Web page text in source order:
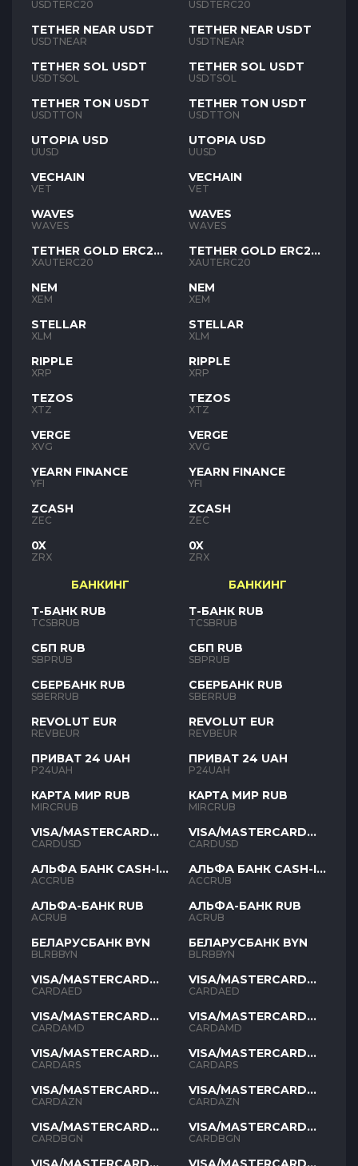
USDTERC20
TETHER NEAR USDT
USDTNEAR
TETHER SOL USDT
USDTSOL
TETHER TON USDT
USDTTON
UTOPIA USD
UUSD
VECHAIN
VET
WAVES
WAVES
TETHER GOLD ERC20
XAUT
XAUTERC20
NEM
XEM
STELLAR
XLM
RIPPLE
XRP
TEZOS
XTZ
VERGE
XVG
YEARN FINANCE
YFI
ZCASH
ZEC
0X
ZRX
БАНКИНГ
Т-БАНК RUB
TCSBRUB
СБП RUB
SBPRUB
СБЕРБАНК RUB
SBERRUB
REVOLUT EUR
REVBEUR
ПРИВАТ 24 UAH
P24UAH
КАРТА МИР RUB
MIRCRUB
VISA/MASTERCARD
USD
CARDUSD
АЛЬФА БАНК CASH-IN
RUB
ACCRUB
АЛЬФА-БАНК RUB
ACRUB
БЕЛАРУСБАНК BYN
BLRBBYN
VISA/MASTERCARD
AED
CARDAED
VISA/MASTERCARD
AMD
CARDAMD
VISA/MASTERCARD
ARS
CARDARS
VISA/MASTERCARD
AZN
CARDAZN
VISA/MASTERCARD
BGN
CARDBGN
USDTERC20
TETHER NEAR USDT
USDTNEAR
TETHER SOL USDT
USDTSOL
TETHER TON USDT
USDTTON
UTOPIA USD
UUSD
VECHAIN
VET
WAVES
WAVES
TETHER GOLD ERC20
XAUT
XAUTERC20
NEM
XEM
STELLAR
XLM
RIPPLE
XRP
TEZOS
XTZ
VERGE
XVG
YEARN FINANCE
YFI
ZCASH
ZEC
0X
ZRX
БАНКИНГ
Т-БАНК RUB
TCSBRUB
СБП RUB
SBPRUB
СБЕРБАНК RUB
SBERRUB
REVOLUT EUR
REVBEUR
ПРИВАТ 24 UAH
P24UAH
КАРТА МИР RUB
MIRCRUB
VISA/MASTERCARD
USD
CARDUSD
АЛЬФА БАНК CASH-IN
RUB
ACCRUB
АЛЬФА-БАНК RUB
ACRUB
БЕЛАРУСБАНК BYN
BLRBBYN
VISA/MASTERCARD
AED
CARDAED
VISA/MASTERCARD
AMD
CARDAMD
VISA/MASTERCARD
ARS
CARDARS
VISA/MASTERCARD
AZN
CARDAZN
VISA/MASTERCARD
BGN
CARDBGN